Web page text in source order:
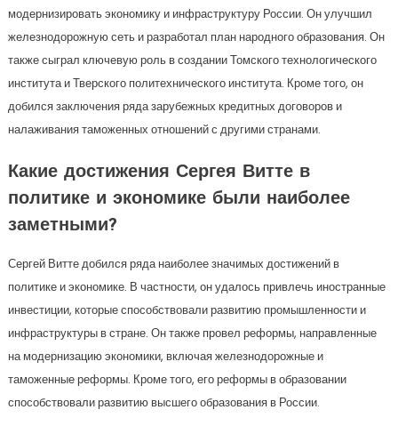
модернизировать экономику и инфраструктуру России. Он улучшил
железнодорожную сеть и разработал план народного образования. Он
также сыграл ключевую роль в создании Томского технологического
института и Тверского политехнического института. Кроме того, он
добился заключения ряда зарубежных кредитных договоров и
налаживания таможенных отношений с другими странами.
Какие достижения Сергея Витте в
политике и экономике были наиболее
заметными?
Сергей Витте добился ряда наиболее значимых достижений в
политике и экономике. В частности, он удалось привлечь иностранные
инвестиции, которые способствовали развитию промышленности и
инфраструктуры в стране. Он также провел реформы, направленные
на модернизацию экономики, включая железнодорожные и
таможенные реформы. Кроме того, его реформы в образовании
способствовали развитию высшего образования в России.